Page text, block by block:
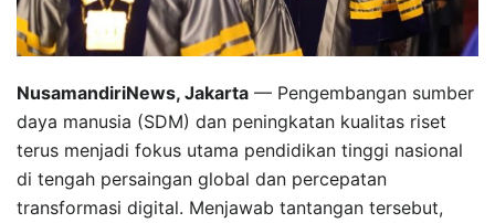
NusamandiriNews, Jakarta — Pengembangan sumber
daya manusia (SDM) dan peningkatan kualitas riset
terus menjadi fokus utama pendidikan tinggi nasional
di tengah persaingan global dan percepatan
transformasi digital. Menjawab tantangan tersebut,